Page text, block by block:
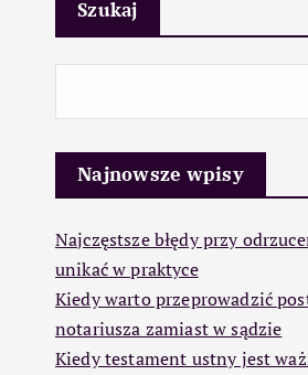
Szukaj
Najnowsze wpisy
Najczęstsze błędy przy
unikać w praktyce
Kiedy warto przeprowadzić
notariusza zamiast w sądzie
Kiedy testament ustny jest